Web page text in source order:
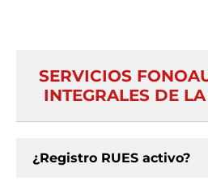
SERVICIOS
INTEGRALES DE
¿Registro RUES activo?